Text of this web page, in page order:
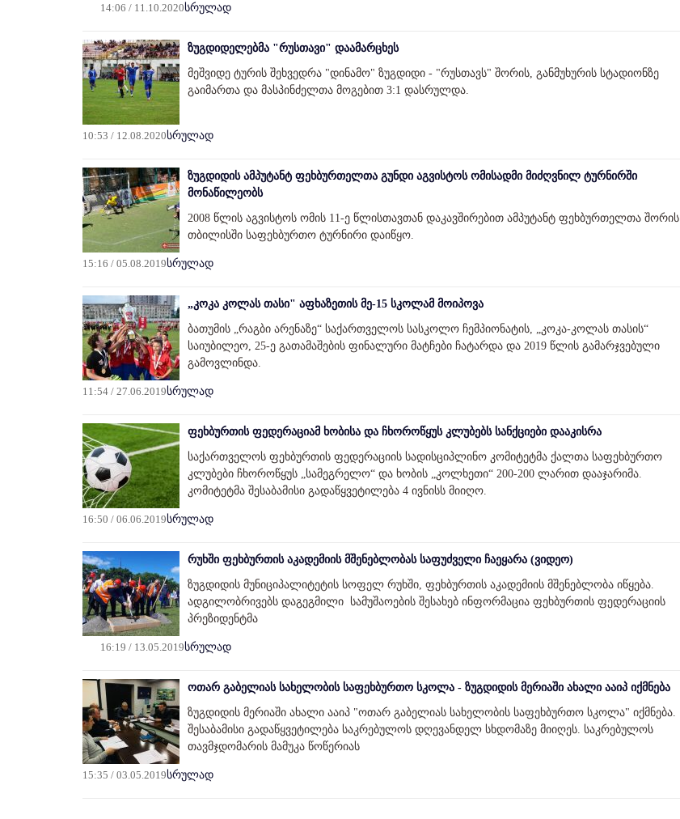
14:06 / 11.10.2020სრულად
ზუგდიდელებმა "რუსთავი" დაამარცხეს
მეშვიდე ტურის შეხვედრა "დინამო" ზუგდიდი - "რუსთავს" შორის, განმუხურის სტადიონზე
გაიმართა და მასპინძელთა მოგებით 3:1 დასრულდა.
10:53 / 12.08.2020სრულად
ზუგდიდის ამპუტანტ ფეხბურთელთა გუნდი აგვისტოს ომისადმი მიძღვნილ ტურნირში
მონაწილეობს
2008 წლის აგვისტოს ომის 11-ე წლისთავთან დაკავშირებით ამპუტანტ ფეხბურთელთა შორის
თბილისში საფეხბურთო ტურნირი დაიწყო.
15:16 / 05.08.2019სრულად
„კოკა კოლას თასი" აფხაზეთის მე-15 სკოლამ მოიპოვა
ბათუმის „რაგბი არენაზე“ საქართველოს სასკოლო ჩემპიონატის, „კოკა-კოლას თასის“
საიუბილეო, 25-ე გათამაშების ფინალური მატჩები ჩატარდა და 2019 წლის გამარჯვებული
გამოვლინდა.
11:54 / 27.06.2019სრულად
ფეხბურთის ფედერაციამ ხობისა და ჩხოროწყუს კლუბებს სანქციები დააკისრა
საქართველოს ფეხბურთის ფედერაციის სადისციპლინო კომიტეტმა ქალთა საფეხბურთო
კლუბები ჩხოროწყუს „სამეგრელო“ და ხობის „კოლხეთი“ 200-200 ლარით დააჯარიმა.
კომიტეტმა შესაბამისი გადაწყვეტილება 4 ივნისს მიიღო.
16:50 / 06.06.2019სრულად
რუხში ფეხბურთის აკადემიის მშენებლობას საფუძველი ჩაეყარა (ვიდეო)
ზუგდიდის მუნიციპალიტეტის სოფელ რუხში, ფეხბურთის აკადემიის მშენებლობა იწყება.
ადგილობრივებს დაგეგმილი სამუშაოების შესახებ ინფორმაცია ფეხბურთის ფედერაციის
პრეზიდენტმა
16:19 / 13.05.2019სრულად
ოთარ გაბელიას სახელობის საფეხბურთო სკოლა - ზუგდიდის მერიაში ახალი ააიპ იქმნება
ზუგდიდის მერიაში ახალი ააიპ "ოთარ გაბელიას სახელობის საფეხბურთო სკოლა" იქმნება.
შესაბამისი გადაწყვეტილება საკრებულოს დღევანდელ სხდომაზე მიიღეს. საკრებულოს
თავმჯდომარის მამუკა წოწერიას
15:35 / 03.05.2019სრულად